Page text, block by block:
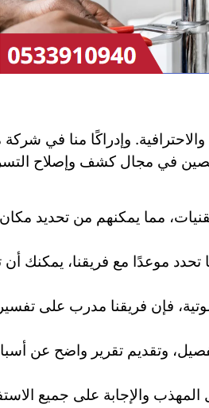
وإدراكًا منا في
في مجال كشف وإصلاح
مما يمكنهم من تحديد
تحدد موعدًا مع فريقنا، يمكنك
فإن فريقنا مدرب على
وتقديم تقرير واضح عن
المهذب والإجابة على جميع